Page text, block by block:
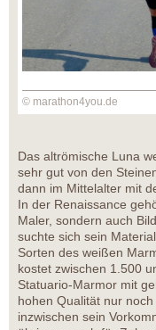
© marathon4you.de
Das altrömische Luna
sehr gut von den
dann im Mittelalter mit
In der Renaissance
Maler, sondern auch
suchte sich sein
Sorten des weißen
kostet zwischen 1.500
Statuario-Marmor mit
hohen Qualität nur
inzwischen sein